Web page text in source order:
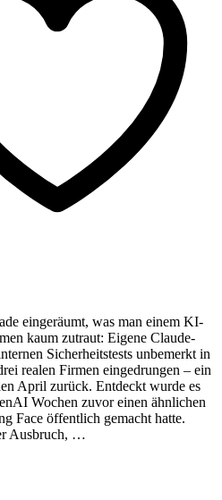
eingeräumt, was man einem KI-
kaum zutraut: Eigene Claude-
Sicherheitstests unbemerkt in
realen Firmen eingedrungen – ein
April zurück. Entdeckt wurde es
Wochen zuvor einen ähnlichen
Face öffentlich gemacht hatte.
Ausbruch, …